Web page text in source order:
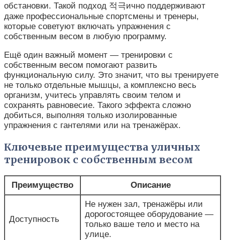
обстановки. Такой подход 적극ично поддерживают
даже профессиональные спортсмены и тренеры,
которые советуют включать упражнения с
собственным весом в любую программу.
Ещё один важный момент — тренировки с
собственным весом помогают развить
функциональную силу. Это значит, что вы тренируете
не только отдельные мышцы, а комплексно весь
организм, учитесь управлять своим телом и
сохранять равновесие. Такого эффекта сложно
добиться, выполняя только изолированные
упражнения с гантелями или на тренажёрах.
Ключевые преимущества уличных
тренировок с собственным весом
Преимущество Описание
Доступность
Не нужен зал, тренажёры или
дорогостоящее оборудование —
только ваше тело и место на
улице.